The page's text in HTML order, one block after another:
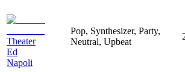
Theater
Ed
Napoli
Pop, Synthesizer, Party,
Neutral, Upbeat